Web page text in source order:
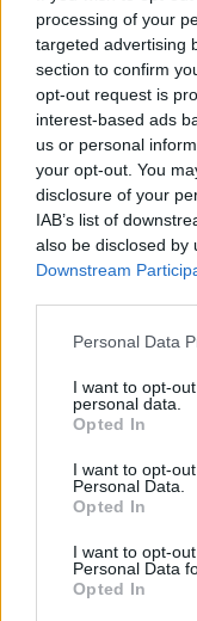
processing of your
targeted advertising
section to confirm
opt-out request is
interest-based ads
us or personal
your opt-out. You
disclosure of your
IAB’s list of
also be disclosed by
Downstream
Please note that
not limited to your
grant or deny
use your data for
consent section.
Personal Data
I want to opt-
personal data.
Opted In
I want to opt-
Personal Data.
Opted In
I want to opt-
Personal Data
Opted In
Questo episodio
preparazione,
dell’adeguata
affrontano
sorvoli aerei,
ha permesso di
esito positivo per
Marco
segue
atleti e
alte.